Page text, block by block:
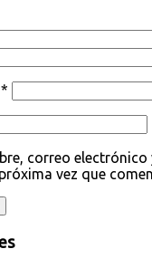
*
correo electrónico
vez que